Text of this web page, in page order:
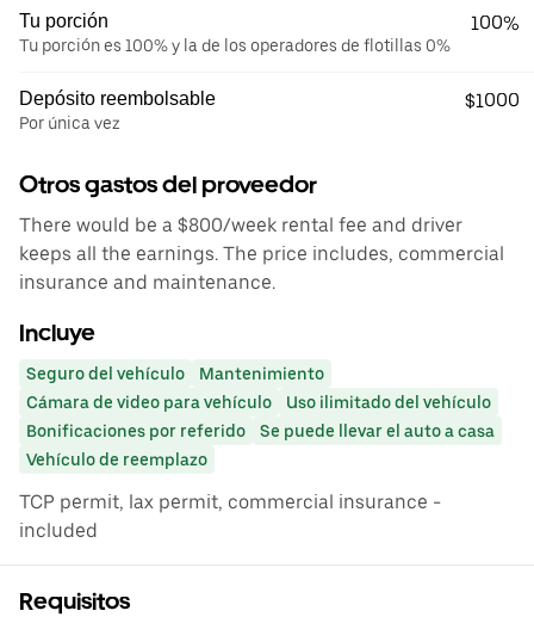
Tu porción
Tu porción es 100% y la de los operadores de flotillas 0%
100%
Depósito reembolsable
Por única vez
$1000
Otros gastos del proveedor
There would be a $800/week rental fee and driver
keeps all the earnings. The price includes, commercial
insurance and maintenance.
Incluye
Seguro del vehículo
Mantenimiento
Cámara de video para vehículo
Uso ilimitado del vehículo
Bonificaciones por referido
Se puede llevar el auto a casa
Vehículo de reemplazo
TCP permit, lax permit, commercial insurance -
included
Requisitos